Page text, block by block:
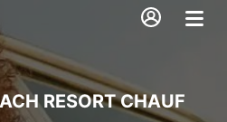
RESORT CHAUF